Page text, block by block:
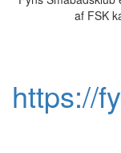
af FSK
https://